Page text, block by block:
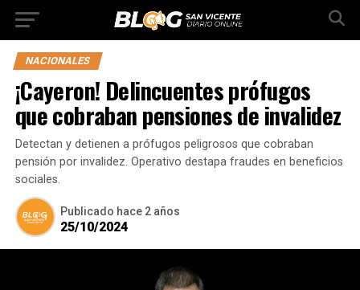
NACIONALES
¡Cayeron! Delincuentes prófugos
que cobraban pensiones de invalidez
Detectan y detienen a prófugos peligrosos que cobraban
pensión por invalidez. Operativo destapa fraudes en beneficios
sociales.
Publicado hace 2 años
25/10/2024